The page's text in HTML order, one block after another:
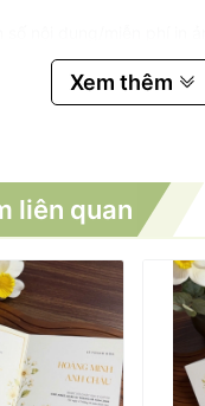
Xem thêm
liên quan